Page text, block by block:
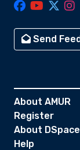
Send
About AMUR
Register
About DSpace
Help